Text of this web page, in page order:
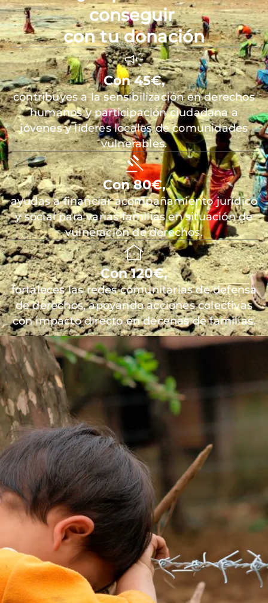
conseguir
con tu donación
Con 45€,
contribuyes a la sensibilización en derechos
humanos y participación ciudadana a
jóvenes y líderes locales de comunidades
vulnerables.
Con 80€,
ayudas a financiar acompañamiento jurídico
y social para varias familias en situación de
vulneración de derechos.
Con 120€,
fortaleces las redes comunitarias de defensa
de derechos, apoyando acciones colectivas
con impacto directo en decenas de familias.